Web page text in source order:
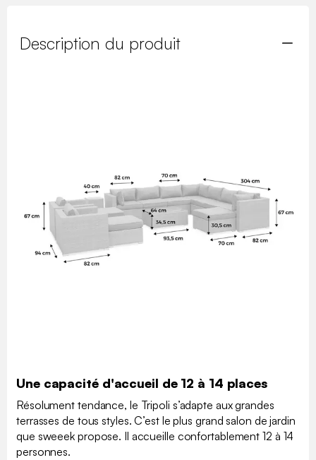
Description du produit
Une capacité d'accueil de 12 à 14 places
Résolument tendance, le Tripoli s’adapte aux grandes
terrasses de tous styles. C’est le plus grand salon de jardin
que sweeek propose. Il accueille confortablement 12 à 14
personnes.